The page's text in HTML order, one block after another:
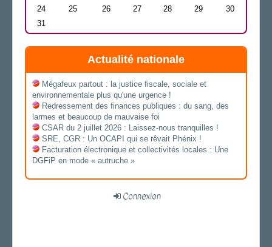
24
25 26 27 28 29
30
31
Actualité nationale
Mégafeux partout : la justice fiscale, sociale et
environnementale plus qu'une urgence !
Redressement des finances publiques : du sang, des
larmes et beaucoup de mauvaise foi
CSAR du 2 juillet 2026 : Laissez-nous tranquilles !
SRE, CGR : Un OCAPI qui se rêvait Phénix !
Facturation électronique et collectivités locales : Une
DGFiP en mode « autruche »
Connexion